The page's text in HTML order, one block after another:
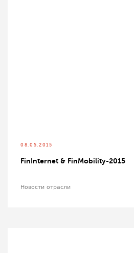
08.05.2015
FinInternet & FinМobility-2015
Новости отрасли